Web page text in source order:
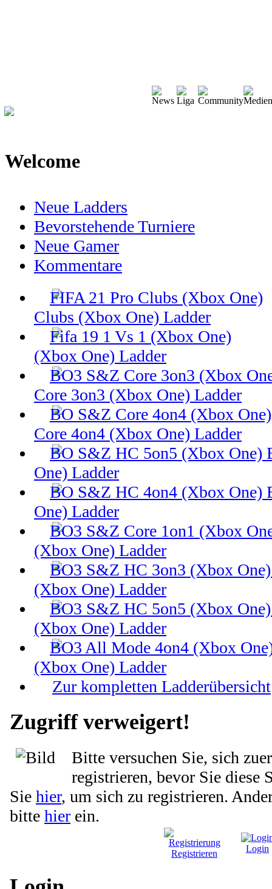
Welcome
Neue Ladders
Bevorstehende Turniere
Neue Gamer
Kommentare
Clubs (Xbox One) Ladder
(Xbox One) Ladder
Core 3on3 (Xbox One) Ladder
Core 4on4 (Xbox One) Ladder
One) Ladder
One) Ladder
(Xbox One) Ladder
(Xbox One) Ladder
(Xbox One) Ladder
(Xbox One) Ladder
Zur kompletten Ladderübersicht
Zugriff verweigert!
Bitte versuchen Sie, sich
registrieren, bevor Sie diese
Sie hier, um sich zu registrieren.
bitte hier ein.
Registrieren Login